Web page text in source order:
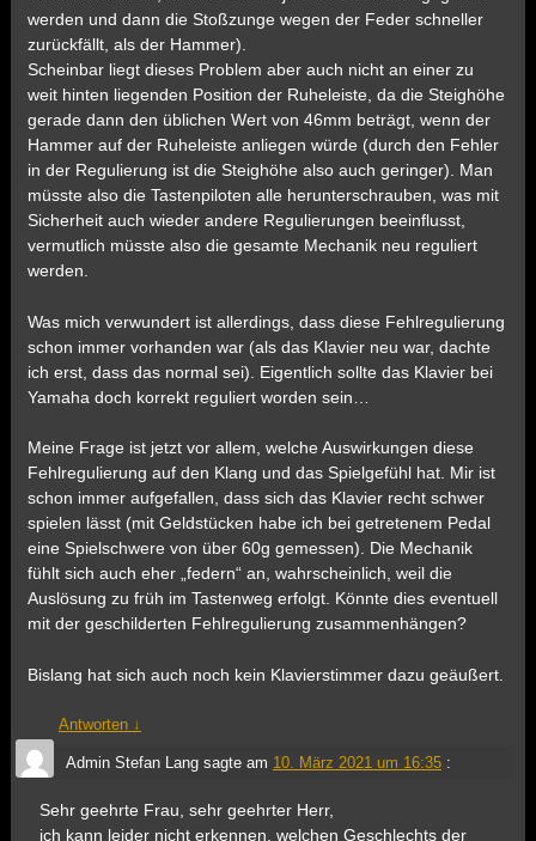
werden und dann die Stoßzunge wegen der Feder schneller
zurückfällt, als der Hammer).
Scheinbar liegt dieses Problem aber auch nicht an einer zu
weit hinten liegenden Position der Ruheleiste, da die Steighöhe
gerade dann den üblichen Wert von 46mm beträgt, wenn der
Hammer auf der Ruheleiste anliegen würde (durch den Fehler
in der Regulierung ist die Steighöhe also auch geringer). Man
müsste also die Tastenpiloten alle herunterschrauben, was mit
Sicherheit auch wieder andere Regulierungen beeinflusst,
vermutlich müsste also die gesamte Mechanik neu reguliert
werden.
Was mich verwundert ist allerdings, dass diese Fehlregulierung
schon immer vorhanden war (als das Klavier neu war, dachte
ich erst, dass das normal sei). Eigentlich sollte das Klavier bei
Yamaha doch korrekt reguliert worden sein…
Meine Frage ist jetzt vor allem, welche Auswirkungen diese
Fehlregulierung auf den Klang und das Spielgefühl hat. Mir ist
schon immer aufgefallen, dass sich das Klavier recht schwer
spielen lässt (mit Geldstücken habe ich bei getretenem Pedal
eine Spielschwere von über 60g gemessen). Die Mechanik
fühlt sich auch eher „federn“ an, wahrscheinlich, weil die
Auslösung zu früh im Tastenweg erfolgt. Könnte dies eventuell
mit der geschilderten Fehlregulierung zusammenhängen?
Bislang hat sich auch noch kein Klavierstimmer dazu geäußert.
Antworten ↓
Admin Stefan Langsagte am 10. März 2021 um 16:35 :
Sehr geehrte Frau, sehr geehrter Herr,
ich kann leider nicht erkennen, welchen Geschlechts der